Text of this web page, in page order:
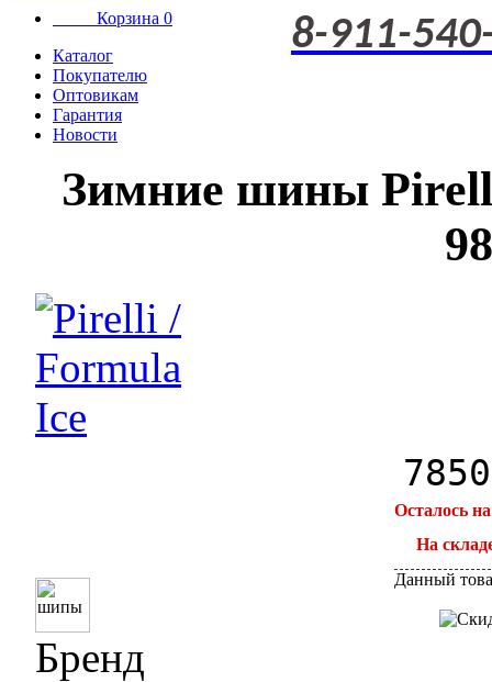
8-911-
Корзина 0
Каталог
Покупателю
Оптовикам
Гарантия
Новости
Зимние шины
7850
Осталось
На
Данный
Бренд